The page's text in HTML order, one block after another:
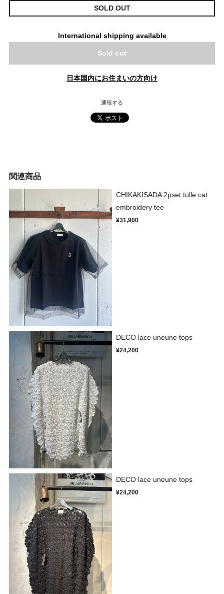
SOLD OUT
International shipping available
Sold out
日本国内にお住まいの方向け
通報する
関連商品
CHIKAKISADA 2pset tulle cat
embroidery tee
¥31,900
DECO lace uneune tops
¥24,200
DECO lace uneune tops
¥24,200